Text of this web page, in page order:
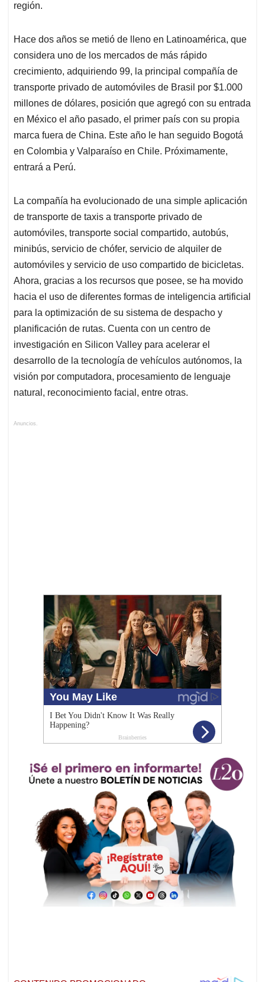
región.
Hace dos años se metió de lleno en Latinoamérica, que
considera uno de los mercados de más rápido
crecimiento, adquiriendo 99, la principal compañía de
transporte privado de automóviles de Brasil por $1.000
millones de dólares, posición que agregó con su entrada
en México el año pasado, el primer país con su propia
marca fuera de China. Este año le han seguido Bogotá
en Colombia y Valparaíso en Chile. Próximamente,
entrará a Perú.
La compañía ha evolucionado de una simple aplicación
de transporte de taxis a transporte privado de
automóviles, transporte social compartido, autobús,
minibús, servicio de chófer, servicio de alquiler de
automóviles y servicio de uso compartido de bicicletas.
Ahora, gracias a los recursos que posee, se ha movido
hacia el uso de diferentes formas de inteligencia artificial
para la optimización de su sistema de despacho y
planificación de rutas. Cuenta con un centro de
investigación en Silicon Valley para acelerar el
desarrollo de la tecnología de vehículos autónomos, la
visión por computadora, procesamiento de lenguaje
natural, reconocimiento facial, entre otras.
Anuncios.